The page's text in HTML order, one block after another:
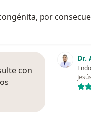
por
Dr.
con